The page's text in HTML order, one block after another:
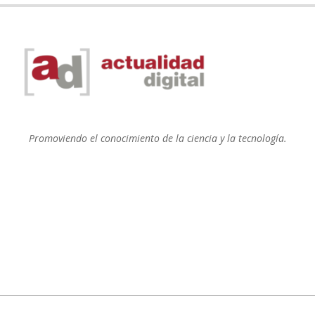
Promoviendo el conocimiento de la ciencia y la tecnología.